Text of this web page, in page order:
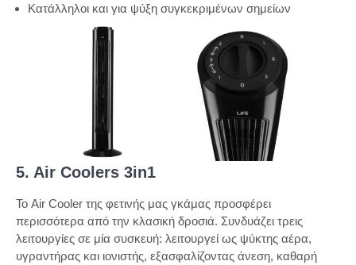
Κατάλληλοι και για ψύξη συγκεκριμένων σημείων
5. Air Coolers 3in1
Το Air Cooler της φετινής μας γκάμας προσφέρει
περισσότερα από την κλασική δροσιά. Συνδυάζει τρεις
λειτουργίες σε μία συσκευή: λειτουργεί ως ψύκτης αέρα,
υγραντήρας και ιονιστής, εξασφαλίζοντας άνεση, καθαρή